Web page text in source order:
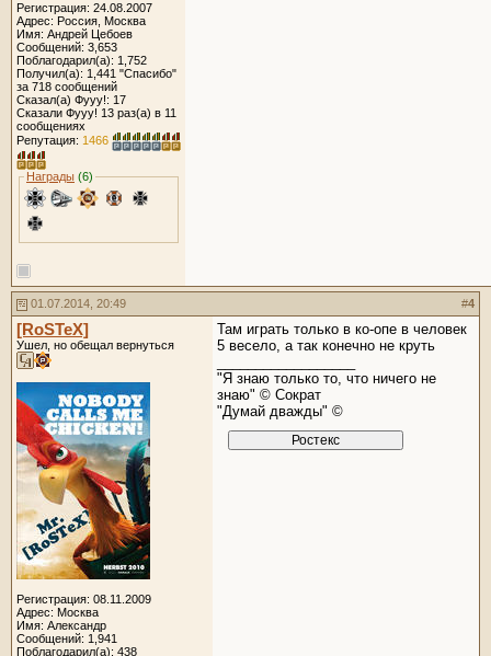
Регистрация: 24.08.2007
Адрес: Россия, Москва
Имя: Андрей Цебоев
Сообщений: 3,653
Поблагодарил(а): 1,752
Получил(а): 1,441 "Спасибо"
за 718 сообщений
Сказал(а) Фууу!: 17
Сказали Фууу! 13 раз(а) в 11
сообщениях
Репутация: 1466
Награды (6)
01.07.2014, 20:49 #4
[RoSTeX]
Ушел, но обещал вернуться
Регистрация: 08.11.2009
Адрес: Москва
Имя: Александр
Сообщений: 1,941
Поблагодарил(а): 438
Там играть только в ко-опе в человек
5 весело, а так конечно не круть
"Я знаю только то, что ничего не
знаю" © Сократ
"Думай дважды" ©